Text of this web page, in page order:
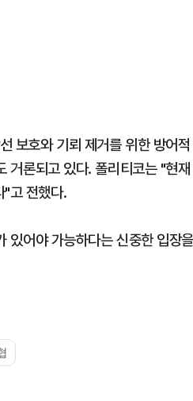
보호와 기뢰 제거를 위한 방어적
거론되고 있다. 폴리티코는 "현재
"고 전했다.
있어야 가능하다는 신중한 입장